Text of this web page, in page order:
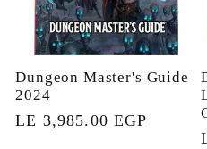
Dungeon Master's Guide
2024
السعر
LE 3,985.00 EGP